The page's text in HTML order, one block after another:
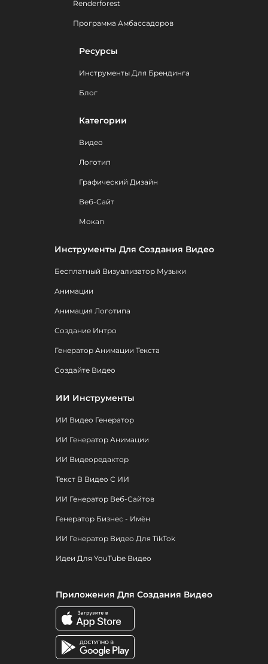
Renderforest
Программа Амбассадоров
Ресурсы
Инструменты Для Брендинга
Блог
Категории
Видео
Логотип
Графический Дизайн
Веб-Сайт
Мокап
Инструменты Для Создания Видео
Бесплатный Визуализатор Музыки
Анимации
Анимация Логотипа
Создание Интро
Генератор Анимации Текста
Создайте Видео
ИИ Инструменты
ИИ Видео Генератор
ИИ Генератор Анимации
ИИ Видеоредактор
Текст В Видео С ИИ
ИИ Генератор Веб-Сайтов
Генератор Бизнес - Имён
ИИ Генератор Видео Для TikTok
Идеи Для YouTube Видео
Приложения Для Создания Видео